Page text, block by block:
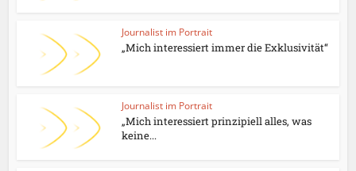
Journalist im Portrait
„Mich interessiert immer die Exklusivität“
Journalist im Portrait
„Mich interessiert prinzipiell alles, was
keine...